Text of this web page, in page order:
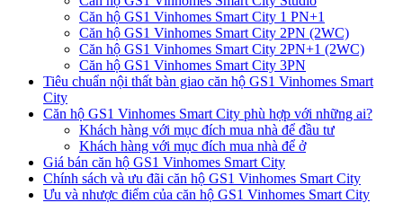
Căn hộ GS1 Vinhomes Smart City 1 PN+1
Căn hộ GS1 Vinhomes Smart City 2PN (2WC)
Căn hộ GS1 Vinhomes Smart City 2PN+1 (2WC)
Căn hộ GS1 Vinhomes Smart City 3PN
Tiêu chuẩn nội thất bàn giao căn hộ GS1 Vinhomes Smart
City
Căn hộ GS1 Vinhomes Smart City phù hợp với những ai?
Khách hàng với mục đích mua nhà để đầu tư
Khách hàng với mục đích mua nhà để ở
Giá bán căn hộ GS1 Vinhomes Smart City
Chính sách và ưu đãi căn hộ GS1 Vinhomes Smart City
Ưu và nhược điểm của căn hộ GS1 Vinhomes Smart City